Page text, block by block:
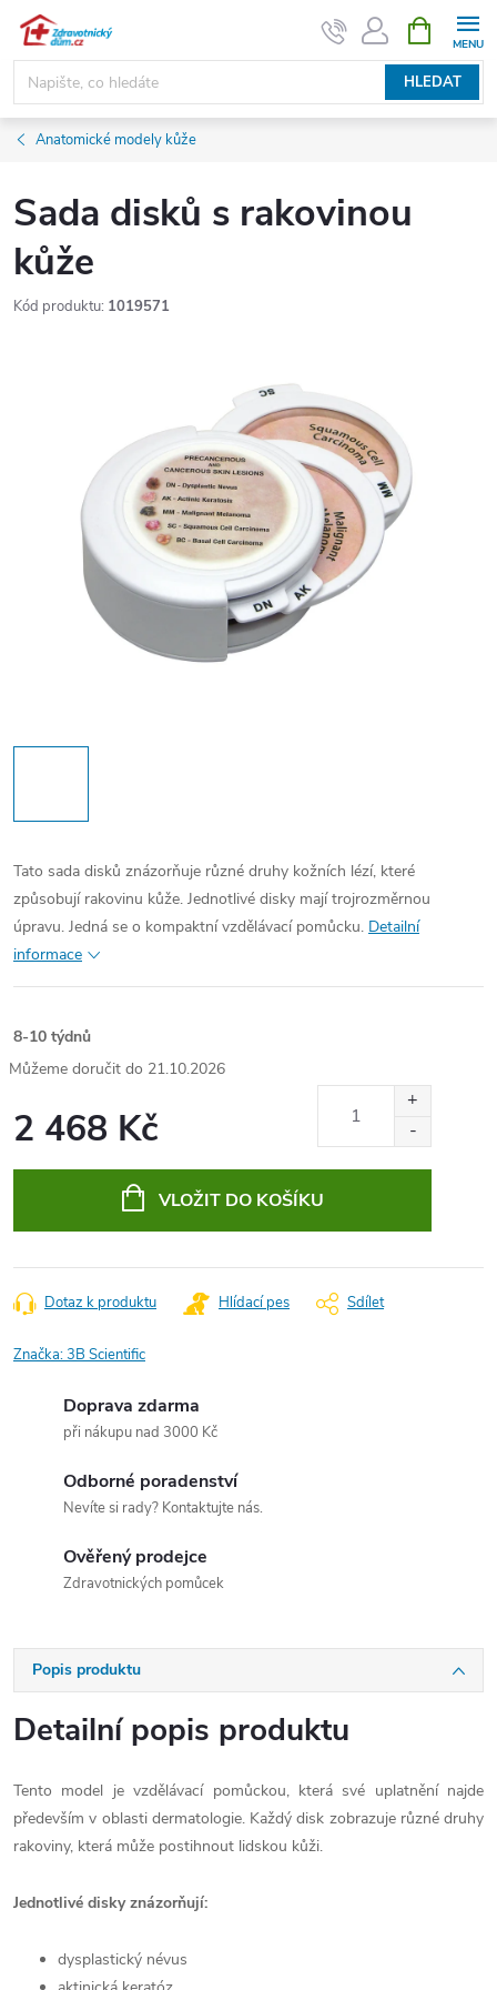
Přejít
obsah
HLEDAT
NÁKUPNÍ
KOŠÍK
Anatomické modely kůže
Sada disků s rakovinou
kůže
Kód produktu: 1019571
Tato sada disků znázorňuje různé druhy kožních lézí, které
způsobují rakovinu kůže. Jednotlivé disky mají trojrozměrnou
úpravu. Jedná se o kompaktní vzdělávací pomůcku. Detailní
informace
8-10 týdnů
21.10.2026
2 468 Kč
VLOŽIT DO KOŠÍKU
Dotaz k produktu Hlídací pes Sdílet
Značka:3B Scientific
Doprava zdarma
při nákupu nad 3000 Kč
Odborné poradenství
Nevíte si rady? Kontaktujte nás.
Ověřený prodejce
Zdravotnických pomůcek
Popis produktu
Detailní popis produktu
Tento model je vzdělávací pomůckou, která své uplatnění najde
především v oblasti dermatologie. Každý disk zobrazuje různé druhy
rakoviny, která může postihnout lidskou kůži.
Jednotlivé disky znázorňují:
dysplastický névus